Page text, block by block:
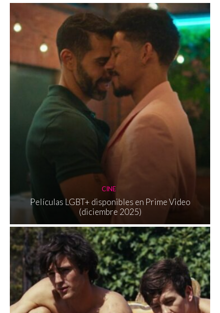
CINE
Películas LGBT+ disponibles en Prime Video
(diciembre 2025)